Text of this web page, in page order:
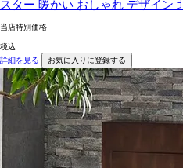
スター 暖かい おしゃれ デザイン
当店特別価格
税込
詳細を見る
お気に入りに登録する